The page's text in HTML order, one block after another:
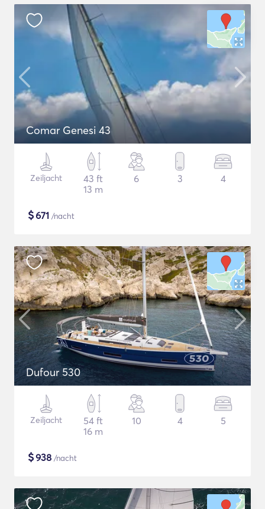
Comar Genesi 43
Zeiljacht
43 ft
13 m
6 3 4
$671 /nacht
Dufour 530
Zeiljacht
54 ft
16 m
10 4 5
$938 /nacht